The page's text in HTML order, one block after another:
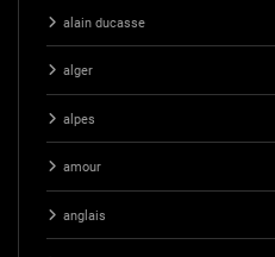
alain ducasse
alger
alpes
amour
anglais